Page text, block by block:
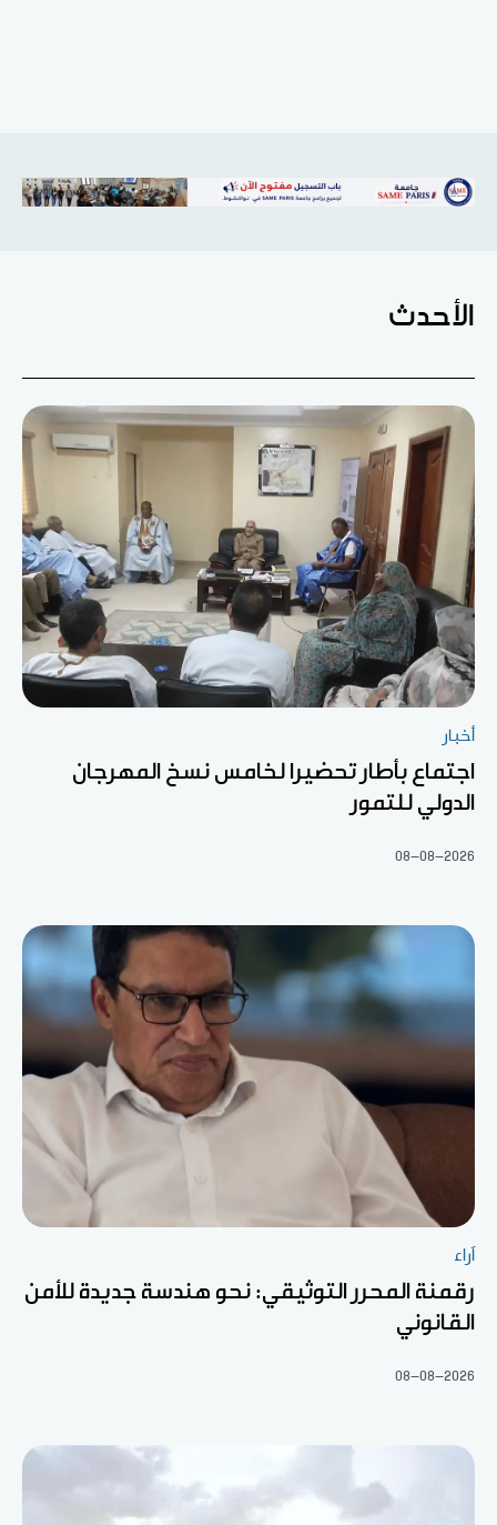
الأحدث
أخبار
اجتماع بأطار تحضيرا لخامس نسخ المهرجان
الدولي للتمور
08-08-2026
آراء
رقمنة المحرر التوثيقي: نحو هندسة جديدة للأمن
القانوني
08-08-2026